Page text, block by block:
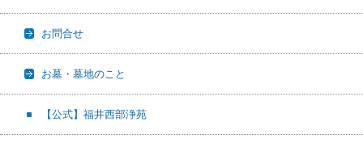
お問合せ
お墓・墓地のこと
【公式】福井西部浄苑